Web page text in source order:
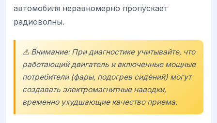
автомобиля неравномерно пропускает
радиоволны.
⚠️ Внимание: При диагностике учитывайте, что
работающий двигатель и включенные мощные
потребители (фары, подогрев сидений) могут
создавать электромагнитные наводки,
временно ухудшающие качество приема.